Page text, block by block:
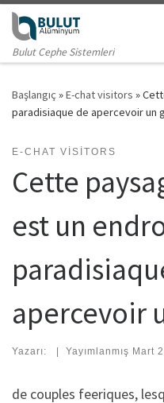
Skip to content
Bulut Cephe Sistemleri
Başlangıç »E-chat visitors »
paradisiaque de apercevoir un
E-CHAT VISITORS
Cette
est un
apercevoir
Yazarı: | Yayımlanmış Mart
de couples feeriques,